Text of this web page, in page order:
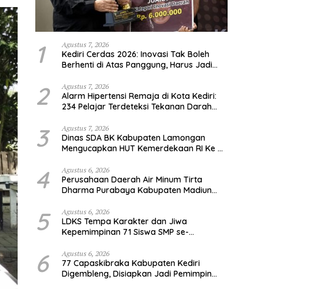
1 Agustus 7, 2026
Kediri Cerdas 2026: Inovasi Tak Boleh
Berhenti di Atas Panggung, Harus Jadi
2 Agustus 7, 2026
Alarm Hipertensi Remaja di Kota Kediri:
234 Pelajar Terdeteksi Tekanan Darah
3 Agustus 7, 2026
Dinas SDA BK Kabupaten Lamongan
Mengucapkan HUT Kemerdekaan RI Ke –
4 Agustus 6, 2026
Perusahaan Daerah Air Minum Tirta
Dharma Purabaya Kabupaten Madiun
HUT Kemerdekaan RI Ke – 81
5 Agustus 6, 2026
LDKS Tempa Karakter dan Jiwa
Kepemimpinan 71 Siswa SMP se-
Pemimpin Generasi Emas
6 Agustus 6, 2026
77 Capaskibraka Kabupaten Kediri
Digembleng, Disiapkan Jadi Pemimpin